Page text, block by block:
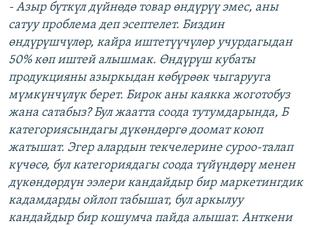
- Азыр бүткүл дүйнөдө товар өндүрүү эмес, аны
сатуу проблема деп эсептелет. Биздин
өндүрүшчүлөр, кайра иштетүүчүлөр учурдагыдан
50% көп иштей алышмак. Өндүрүш кубаты
продукцияны азыркыдан көбүрөөк чыгарууга
мүмкүнчүлүк берет. Бирок аны каякка жоготобуз
жана сатабыз? Бул жаатта соода тутумдарында, Б
категориясындагы дүкөндөргө доомат коюп
жатышат. Эгер алардын текчелерине суроо-талап
күчөсө, бул категориядагы соода түйүндөрү менен
дүкөндөрдүн ээлери кандайдыр бир маркетингдик
кадамдарды ойлоп табышат, бул аркылуу
кандайдыр бир кошумча пайда алышат. Анткени